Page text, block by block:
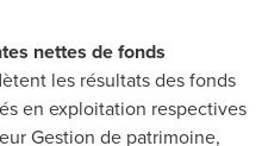
nettes de fonds
les résultats des fonds
en exploitation respectives
Gestion de patrimoine,